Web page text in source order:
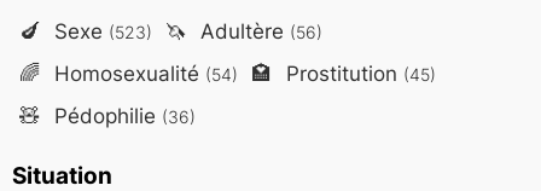
🍆 Sexe (523) 🦄 Adultère (56)
🌈 Homosexualité (54) 🏩 Prostitution (45)
🧸 Pédophilie (36)
Situation